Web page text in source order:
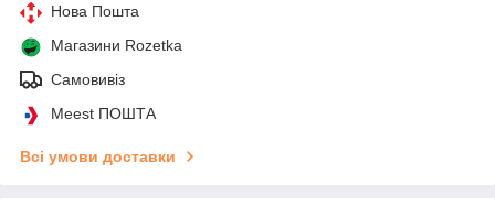
Нова Пошта
Магазини Rozetka
Самовивіз
Meest ПОШТА
Всі умови доставки